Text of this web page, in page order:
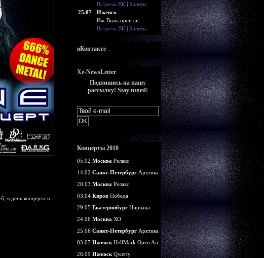
в день концерта в
Встреча ВК | Билеты
25.07
Ижевск
Иж Выль open air
Встреча ВК | Билеты
вКонтакте
Xe-NewsLetter
Подпишись на нашу
рассылку! Stay tuned!
Концерты 2010
05.02 Москва Релакс
14.02 Санкт-Петербург Арктика
20.03 Москва Релакс
03.04 Киров Победа
29.05 Екатеринбург Нирвана
24.06 Москва ХО
25.06 Санкт-Петербург Арктика
03.07 Ижевск HellMark Open Air
26.09 Ижевск Qwerty